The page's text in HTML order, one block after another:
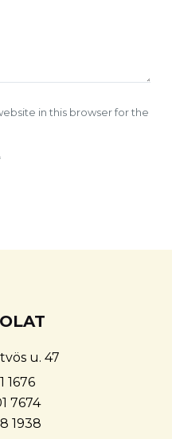
in this browser for the
u. 47
1676
7674
1938